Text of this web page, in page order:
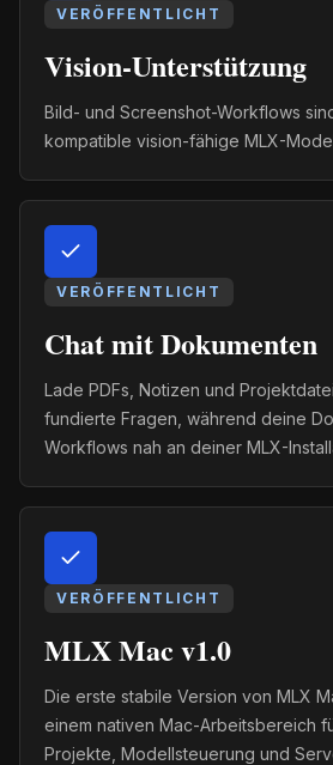
VERÖFFENTLICHT
Vision-Unterstützung
Bild- und Screenshot-Workflows
kompatible vision-fähige MLX-
VERÖFFENTLICHT
Chat mit Dokumenten
Lade PDFs, Notizen und
fundierte Fragen, während deine
Workflows nah an deiner MLX-
VERÖFFENTLICHT
MLX Mac v1.0
Die erste stabile Version von MLX
einem nativen Mac-Arbeitsbereich
Projekte, Modellsteuerung und